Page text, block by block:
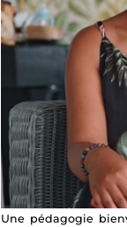
Une pédagogie